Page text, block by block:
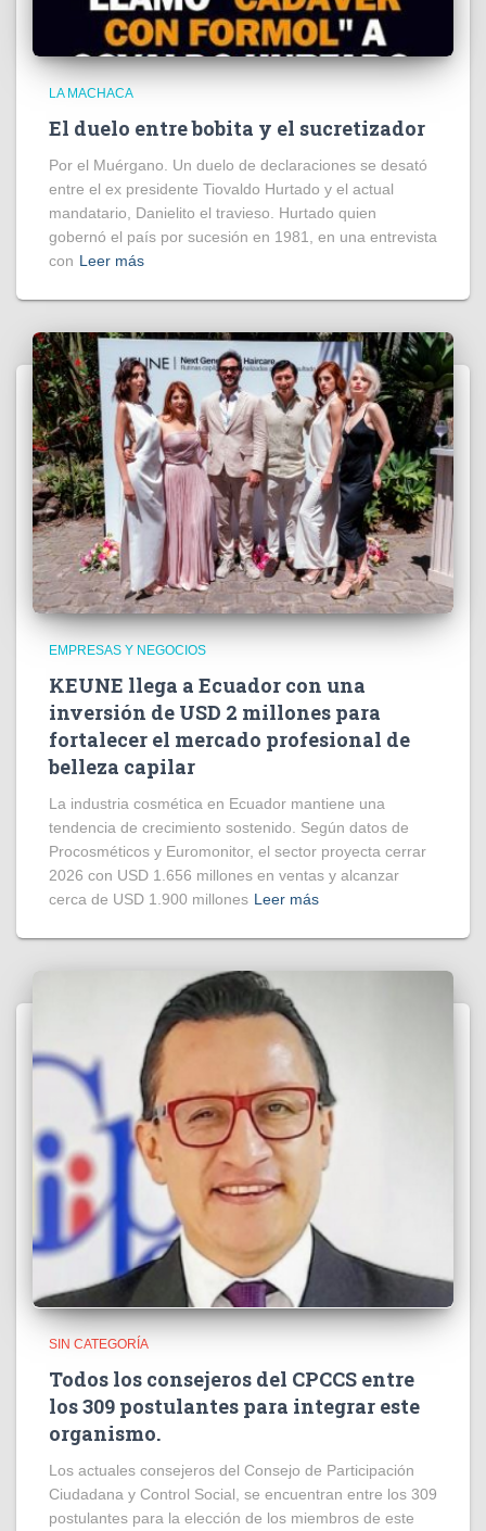
LA MACHACA
El duelo entre bobita y el sucretizador
Por el Muérgano. Un duelo de declaraciones se desató
entre el ex presidente Tiovaldo Hurtado y el actual
mandatario, Danielito el travieso. Hurtado quien
gobernó el país por sucesión en 1981, en una entrevista
con Leer más
EMPRESAS Y NEGOCIOS
KEUNE llega a Ecuador con una
inversión de USD 2 millones para
fortalecer el mercado profesional de
belleza capilar
La industria cosmética en Ecuador mantiene una
tendencia de crecimiento sostenido. Según datos de
Procosméticos y Euromonitor, el sector proyecta cerrar
2026 con USD 1.656 millones en ventas y alcanzar
cerca de USD 1.900 millones Leer más
SIN CATEGORÍA
Todos los consejeros del CPCCS entre
los 309 postulantes para integrar este
organismo.
Los actuales consejeros del Consejo de Participación
Ciudadana y Control Social, se encuentran entre los 309
postulantes para la elección de los miembros de este